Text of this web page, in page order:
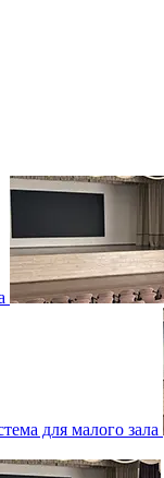
для малого зала